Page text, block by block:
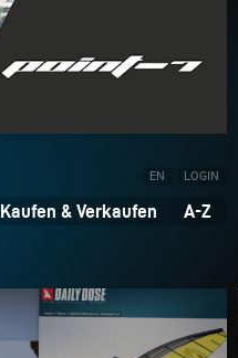
EN LOGIN
Kaufen & Verkaufen A-Z